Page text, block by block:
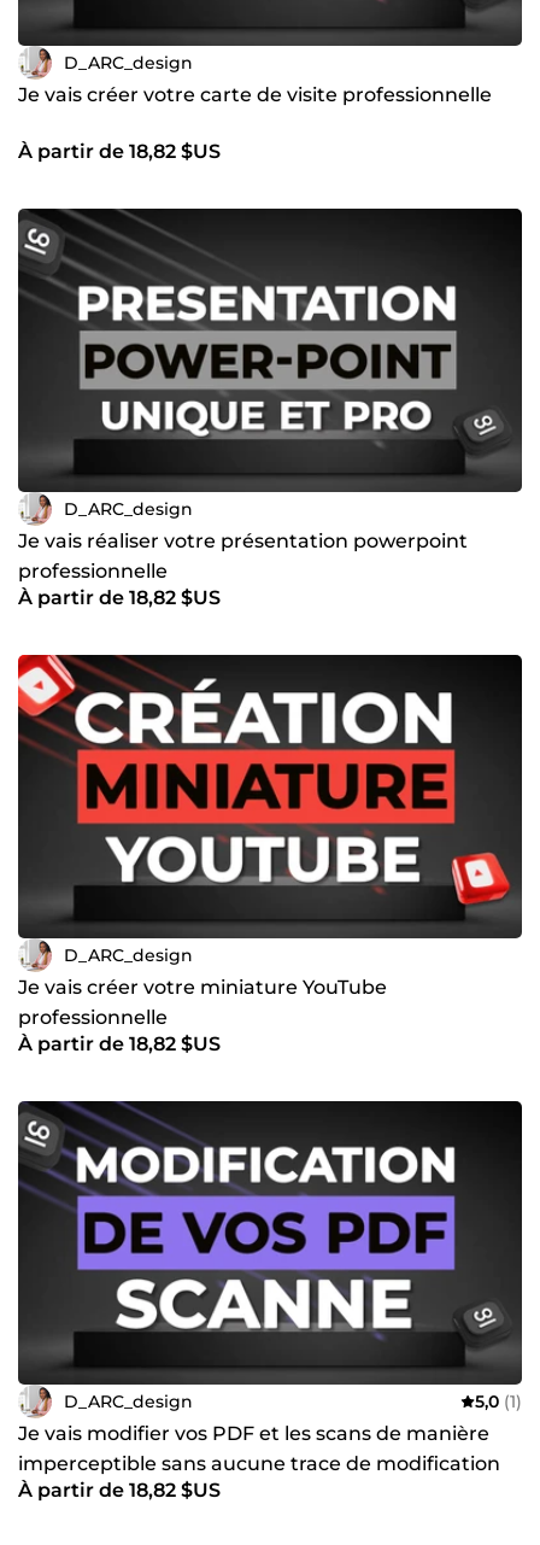
D_ARC_design
Je vais créer votre carte de visite professionnelle
À partir de 18,82 $US
D_ARC_design
Je vais réaliser votre présentation powerpoint
professionnelle
À partir de 18,82 $US
D_ARC_design
Je vais créer votre miniature YouTube
professionnelle
À partir de 18,82 $US
D_ARC_design 5,0 (1)
Je vais modifier vos PDF et les scans de manière
imperceptible sans aucune trace de modification
À partir de 18,82 $US